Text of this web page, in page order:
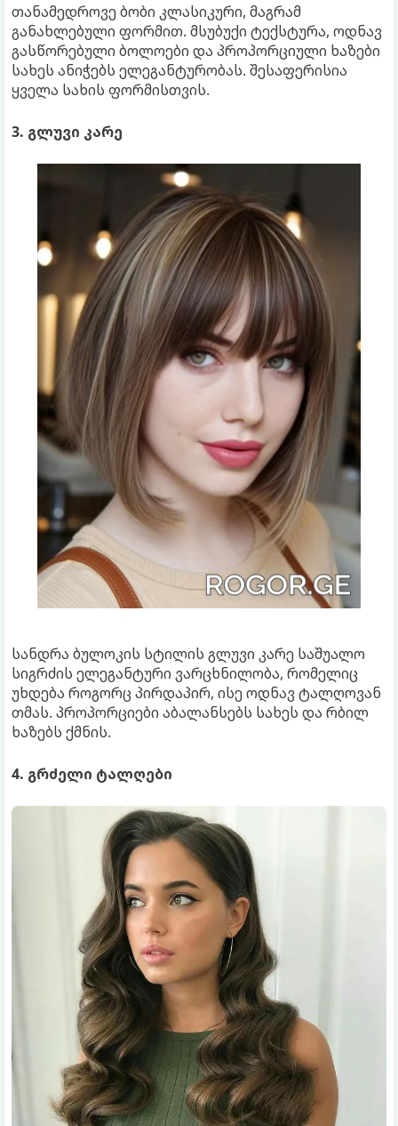
თანამედროვე ბობი კლასიკური, მაგრამ
განახლებული ფორმით. მსუბუქი ტექსტურა, ოდნავ
გასწორებული ბოლოები და პროპორციული ხაზები
სახეს ანიჭებს ელეგანტურობას. შესაფერისია
ყველა სახის ფორმისთვის.
3. გლუვი კარე
სანდრა ბულოკის სტილის გლუვი კარე საშუალო
სიგრძის ელეგანტური ვარცხნილობა, რომელიც
უხდება როგორც პირდაპირ, ისე ოდნავ ტალღოვან
თმას. პროპორციები აბალანსებს სახეს და რბილ
ხაზებს ქმნის.
4. გრძელი ტალღები